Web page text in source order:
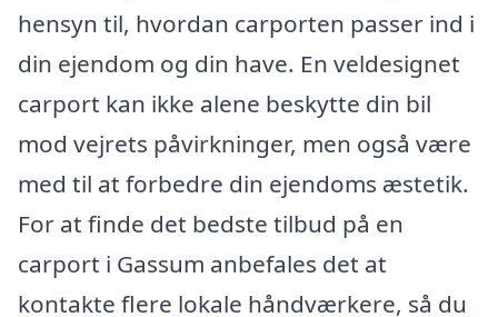
hensyn til, hvordan carporten passer ind i
din ejendom og din have. En veldesignet
carport kan ikke alene beskytte din bil
mod vejrets påvirkninger, men også være
med til at forbedre din ejendoms æstetik.
For at finde det bedste tilbud på en
carport i Gassum anbefales det at
kontakte flere lokale håndværkere, så du